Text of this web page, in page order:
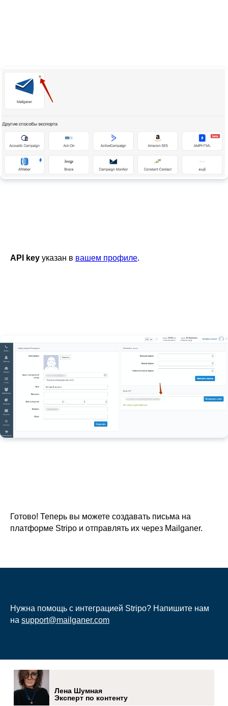
API key указан в вашем профиле.
Готово! Теперь вы можете создавать письма на
платформе Stripo и отправлять их через Mailganer.
Нужна помощь с интеграцией Stripo? Напишите нам
на support@mailganer.com
Лена Шумная
Эксперт по контенту